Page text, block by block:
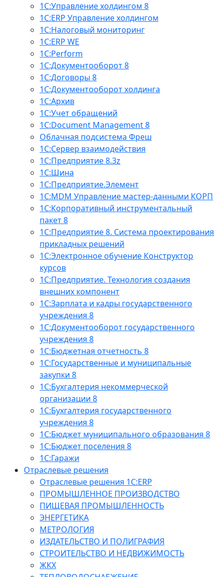
1С:Управление холдингом 8
1С:ERP Управление холдингом
1С:Налоговый мониторинг
1С:ERP WE
1С:Perform
1С:Документооборот 8
1С:Договоры 8
1С:Документооборот холдинга
1С:Архив
1С:Учет обращений
1С:Document Management 8
Облачная подсистема Фреш
1С:Сервер взаимодействия
1С:Предприятие 8.3z
1С:Шина
1С:Предприятие.Элемент
1С:MDM Управление мастер-данными КОРП
1С:Корпоративный инструментальный
пакет 8
1С:Предприятие 8. Система проектирования
прикладных решений
1С:Электронное обучение Конструктор
курсов
1С:Предприятие. Технология создания
внешних компонент
1С:Зарплата и кадры государственного
учреждения 8
1С:Документооборот государственного
учреждения 8
1С:Бюджетная отчетность 8
1С:Государственные и муниципальные
закупки 8
1С:Бухгалтерия некоммерческой
организации 8
1С:Бухгалтерия государственного
учреждения 8
1С:Бюджет муниципального образования 8
1С:Бюджет поселения 8
1С:Гаражи
Отраслевые решения
Отраслевые решения 1C:ERP
ПРОМЫШЛЕННОЕ ПРОИЗВОДСТВО
ПИЩЕВАЯ ПРОМЫШЛЕННОСТЬ
ЭНЕРГЕТИКА
МЕТРОЛОГИЯ
ИЗДАТЕЛЬСТВО И ПОЛИГРАФИЯ
СТРОИТЕЛЬСТВО И НЕДВИЖИМОСТЬ
ЖКХ